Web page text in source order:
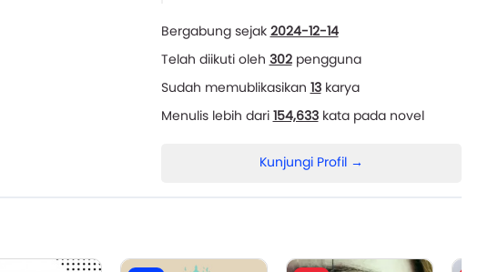
Bergabung sejak 2024-12-14
Telah diikuti oleh 302pengguna
Sudah memublikasikan 13karya
Menulis lebih dari 154,633kata pada novel
Kunjungi Profil →